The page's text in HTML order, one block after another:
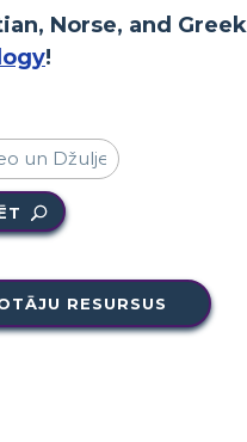
Norse, and Greek
!
RESURSUS